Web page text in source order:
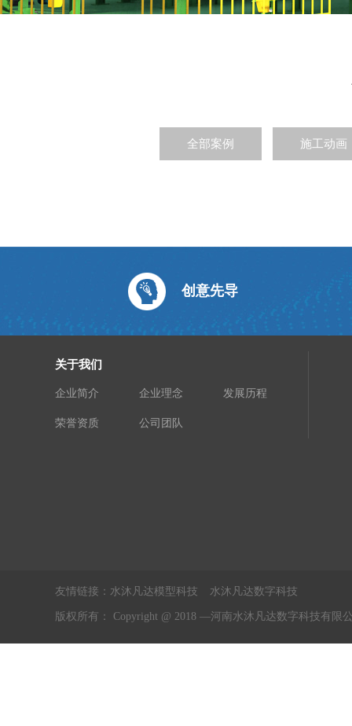
全部案例 施工动画
创意先导
关于我们
企业简介 企业理念 发展历程
荣誉资质 公司团队
友情链接： 水沐凡达模型科技 水沐凡达数字科技
版权所有： Copyright @ 2018 —河南水沐凡达数字科技有限